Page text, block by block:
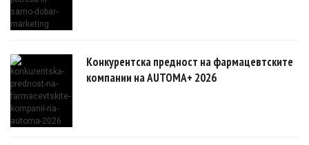
Конкурентска предност на фармацевтските
компании на AUTOMA+ 2026